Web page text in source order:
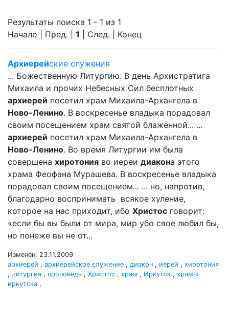
Результаты поиска 1 - 1 из 1
Начало | Пред. | 1 | След. | Конец
Архиерейские служения
... Божественную Литургию. В день Архистратига
Михаила и прочих Небесных Сил бесплотных
архиерей посетил храм Михаила-Архангела в
Ново-Ленино. В воскресенье владыка порадовал
своим посещением храм святой блаженной... ...
архиерей посетил храм Михаила-Архангела в
Ново-Ленино. Во время Литургии им была
совершена хиротония во иереи диакона этого
храма Феофана Мурашева. В воскресенье владыка
порадовал своим посещением... ... но, напротив,
благодарно воспринимать всякое хуление,
которое на нас приходит, ибо Христос говорит:
«если бы вы были от мира, мир убо свое любил бы,
но понеже вы не от...
Изменен: 23.11.2009
архиерей , архиерейское служение , диакон , иерей , хиротония
, литургия , проповедь , Христос , храм , Иркутск , храмы
иркутска ,